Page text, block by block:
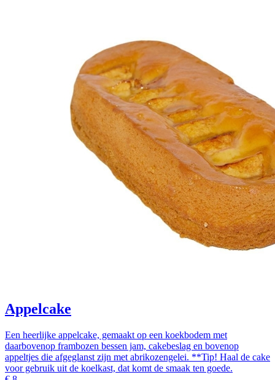
Appelcake
Een heerlijke appelcake, gemaakt op een koekbodem met
daarbovenop frambozen bessen jam, cakebeslag en bovenop
appeltjes die afgeglanst zijn met abrikozengelei. **Tip! Haal de cake
voor gebruik uit de koelkast, dat komt de smaak ten goede.